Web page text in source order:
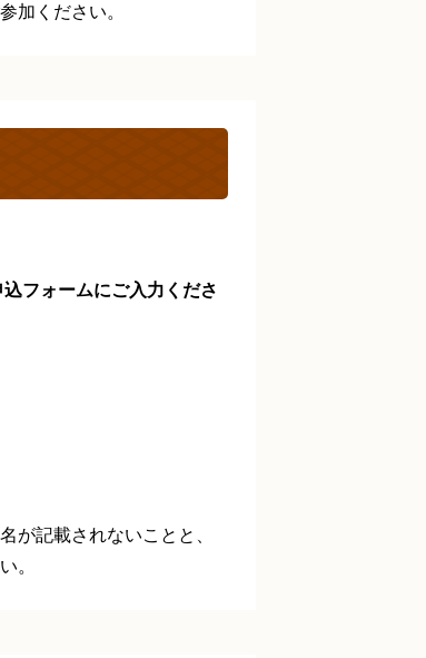
加ください。
フォームにご入力くださ
が記載されないことと、
。